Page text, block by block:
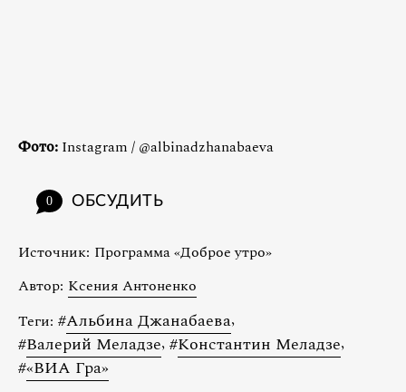
Фото: Instagram / @albinadzhanabaeva
0 ОБСУДИТЬ
Источник: Программа «Доброе утро»
Автор: Ксения Антоненко
Теги: #Альбина Джанабаева,
#Валерий Меладзе, #Константин Меладзе,
#«ВИА Гра»